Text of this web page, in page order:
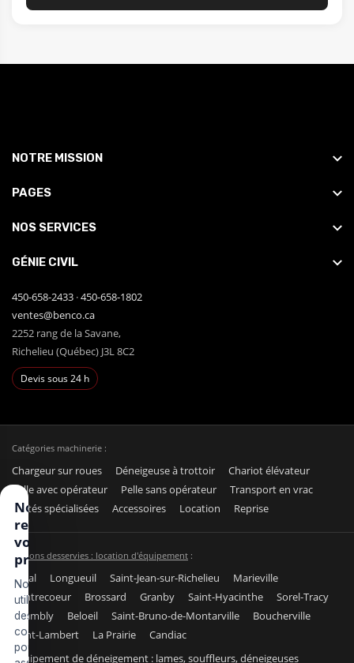
NOTRE MISSION
PAGES
NOS SERVICES
GÉNIE CIVIL
450-658-2433 ·450-658-1802
ventes@benco.ca
2252 rang de la Savane,
Richelieu (Québec) J3L 8C2
Devis sous 24 h
Catégories machinerie :
Chargeur sur roues Déneigeuse à trottoir
Chariot élévateur
Pelle avec opérateur
Pelle sans opérateur
Transport en vrac
Unités spécialisées
Accessoires Location Reprise
Régions desservies : location d'équipement :
Laval Longueuil Saint-Jean-sur-Richelieu
Marieville
Contrecoeur
Brossard Granby Saint-Hyacinthe
Sorel-Tracy
Chambly
Beloeil Saint-Bruno-de-Montarville
Boucherville
Saint-Lambert
La Prairie
Candiac
Équipement de déneigement : lames, souffleurs, déneigeuses
Nous
respectons
votre vie
privée
Nous
utilisons
des
cookies
pour